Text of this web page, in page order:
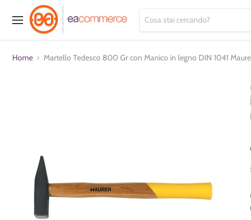
Menu
Home Martello Tedesco 800 Gr con Manico in legno DIN 1041